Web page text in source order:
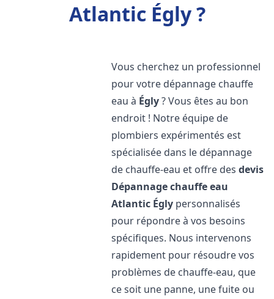
Atlantic Égly ?
Vous cherchez un professionnel
pour votre dépannage chauffe
eau à Égly? Vous êtes au bon
endroit ! Notre équipe de
plombiers expérimentés est
spécialisée dans le dépannage
de chauffe-eau et offre desdevis
Dépannage chauffe eau
Atlantic Égly personnalisés
pour répondre à vos besoins
spécifiques. Nous intervenons
rapidement pour résoudre vos
problèmes de chauffe-eau, que
ce soit une panne, une fuite ou